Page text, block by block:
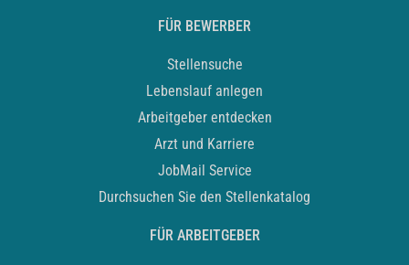
FÜR BEWERBER
Stellensuche
Lebenslauf anlegen
Arbeitgeber entdecken
Arzt und Karriere
JobMail Service
Durchsuchen Sie den Stellenkatalog
FÜR ARBEITGEBER